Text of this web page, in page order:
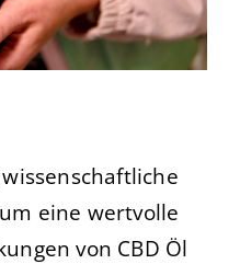
eine wertvolle
von CBD Öl